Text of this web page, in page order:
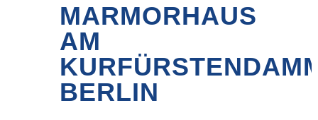
MARMORHAUS
AM
BERLIN